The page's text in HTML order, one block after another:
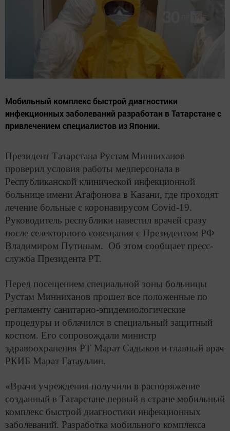
Мобильный комплекс быстрой диагностики
инфекционных заболеваний разработан в Татарстане с
привлечением специалистов из Японии.
Президент Татарстана Рустам Минниханов
проверил условия работы медперсонала в
Республиканской клинической инфекционной
больнице имени Агафонова в Казани, где проходят
лечение больные с коронавирусом Covid-19.
Руководитель республики навестил врачей сразу
после селекторного совещания с Президентом РФ
Владимиром Путиным. Об этом сообщает пресс-
служба Президента РТ.
Перед посещением специальной зоны больницы
Рустам Минниханов прошел все положенные по
регламенту санитарно-эпидемиологические
процедуры и облачился в специальный защитный
костюм. Его сопровождали министр
здравоохранения РТ Марат Садыков и главный врач
РКИБ Марат Гатауллин.
«Врачи учреждения получили в распоряжение
созданный в Татарстане первый в стране мобильный
комплекс быстрой диагностики инфекционных
заболеваний. Разработка мобильного комплекса